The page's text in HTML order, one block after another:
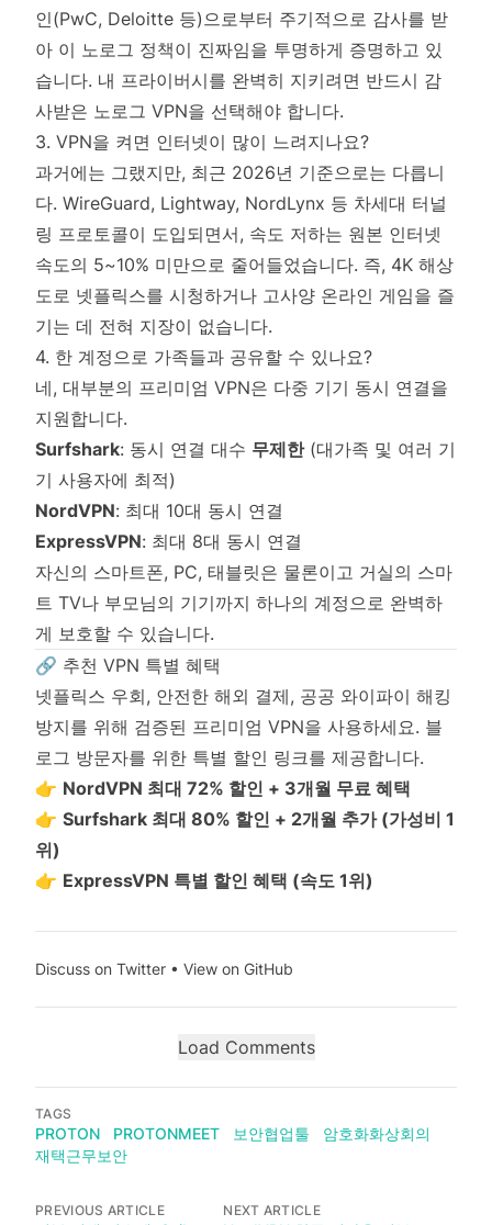
인(PwC, Deloitte 등)으로부터 주기적으로 감사를 받
아 이 노로그 정책이 진짜임을 투명하게 증명하고 있
습니다. 내 프라이버시를 완벽히 지키려면 반드시 감
사받은 노로그 VPN을 선택해야 합니다.
3. VPN을 켜면 인터넷이 많이 느려지나요?
과거에는 그랬지만, 최근 2026년 기준으로는 다릅니
다. WireGuard, Lightway, NordLynx 등 차세대 터널
링 프로토콜이 도입되면서, 속도 저하는 원본 인터넷
속도의 5~10% 미만으로 줄어들었습니다. 즉, 4K 해상
도로 넷플릭스를 시청하거나 고사양 온라인 게임을 즐
기는 데 전혀 지장이 없습니다.
4. 한 계정으로 가족들과 공유할 수 있나요?
네, 대부분의 프리미엄 VPN은 다중 기기 동시 연결을
지원합니다.
Surfshark: 동시 연결 대수 무제한(대가족 및 여러 기
기 사용자에 최적)
NordVPN: 최대 10대 동시 연결
ExpressVPN: 최대 8대 동시 연결
자신의 스마트폰, PC, 태블릿은 물론이고 거실의 스마
트 TV나 부모님의 기기까지 하나의 계정으로 완벽하
게 보호할 수 있습니다.
🔗 추천 VPN 특별 혜택
넷플릭스 우회, 안전한 해외 결제, 공공 와이파이 해킹
방지를 위해 검증된 프리미엄 VPN을 사용하세요. 블
로그 방문자를 위한 특별 할인 링크를 제공합니다.
👉 NordVPN 최대 72% 할인 + 3개월 무료 혜택
👉 Surfshark 최대 80% 할인 + 2개월 추가 (가성비 1
위)
👉 ExpressVPN 특별 할인 혜택 (속도 1위)
Discuss on Twitter • View on GitHub
Load Comments
TAGS
PROTON PROTONMEET 보안협업툴
암호화화상회의
재택근무보안
PREVIOUS ARTICLE NEXT ARTICLE